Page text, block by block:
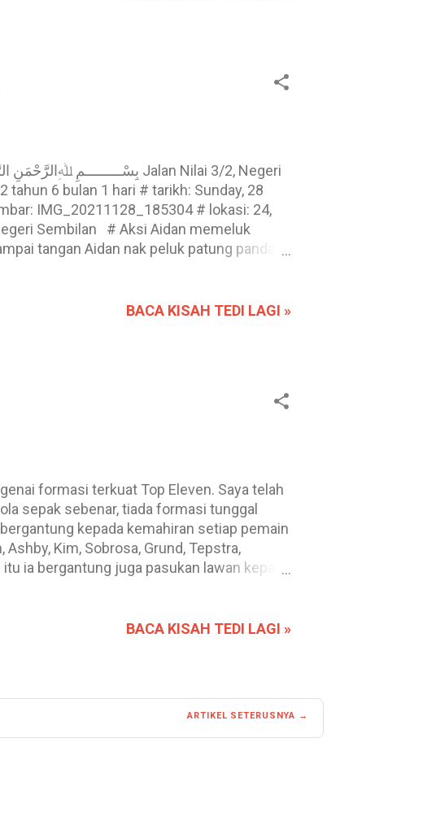
6 bulan 1 hari # tarikh: Sunday, 28
IMG_20211128_185304 # lokasi: 24,
Sembilan # Aksi Aidan memeluk
tangan Aidan nak peluk patung panda
BACA KISAH TEDI LAGI »
formasi terkuat Top Eleven. Saya telah
sepak sebenar, tiada formasi tunggal
kepada kemahiran setiap pemain
Kim, Sobrosa, Grund, Tepstra,
ia bergantung juga pasukan lawan kepada
apa formasi yang mereka gunakan, sejarah
BACA KISAH TEDI LAGI »
ARTIKEL SETERUSNYA →